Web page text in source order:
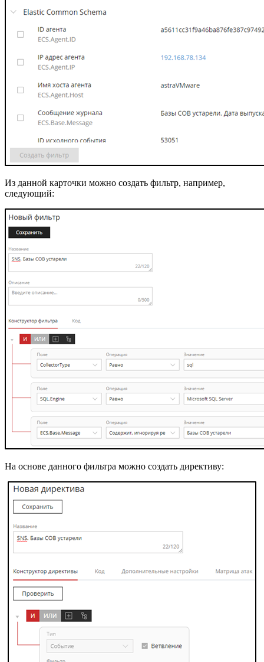
Из данной карточки можно создать фильтр, например,
следующий:
На основе данного фильтра можно создать директиву: